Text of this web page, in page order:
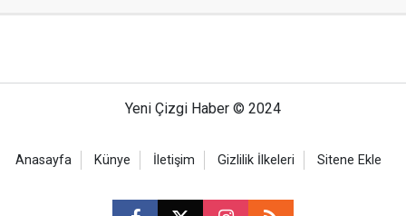
Yeni Çizgi Haber © 2024
Anasayfa Künye İletişim Gizlilik İlkeleri Sitene Ekle